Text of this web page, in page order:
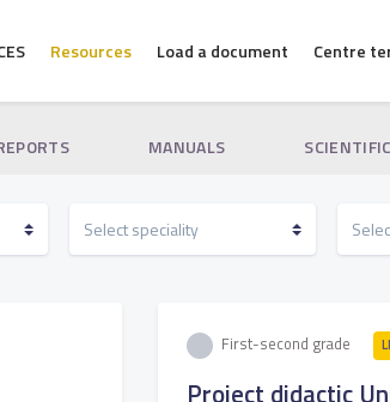
Resources Load a document Centre
MANUALS
First-second grade
Proiect didactic